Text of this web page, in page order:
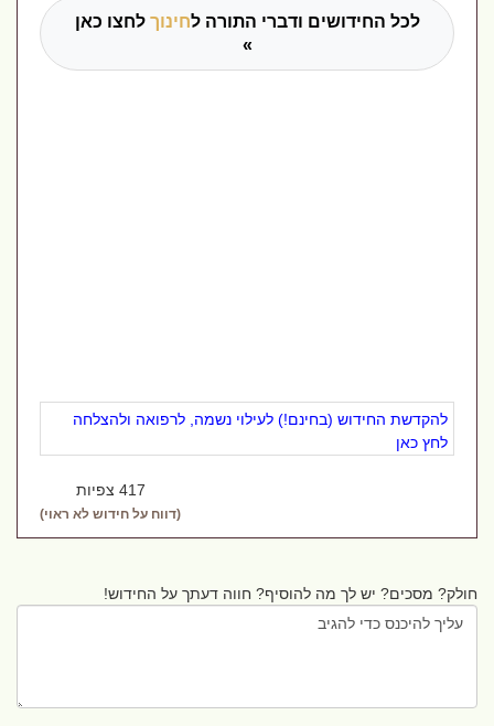
לכל החידושים ודברי התורה לחינוךלחצו כאן
להקדשת החידוש (בחינם!) לעילוי נשמה, לרפואה ולהצלחה
לחץ כאן
417 צפיות
(דווח על חידוש לא ראוי)
חולק? מסכים? יש לך מה להוסיף? חווה דעתך על החידוש!